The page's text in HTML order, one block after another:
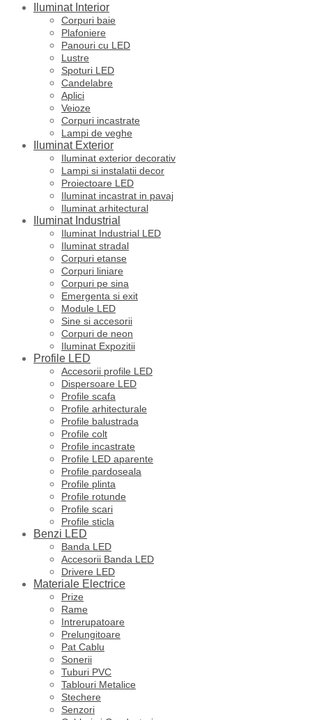
Iluminat Interior
Corpuri baie
Plafoniere
Panouri cu LED
Lustre
Spoturi LED
Candelabre
Aplici
Veioze
Corpuri incastrate
Lampi de veghe
Iluminat Exterior
Iluminat exterior decorativ
Lampi si instalatii decor
Proiectoare LED
Iluminat incastrat in pavaj
Iluminat arhitectural
Iluminat Industrial
Iluminat Industrial LED
Iluminat stradal
Corpuri etanse
Corpuri liniare
Corpuri pe sina
Emergenta si exit
Module LED
Sine si accesorii
Corpuri de neon
Iluminat Expozitii
Profile LED
Accesorii profile LED
Dispersoare LED
Profile scafa
Profile arhitecturale
Profile balustrada
Profile colt
Profile incastrate
Profile LED aparente
Profile pardoseala
Profile plinta
Profile rotunde
Profile scari
Profile sticla
Benzi LED
Banda LED
Accesorii Banda LED
Drivere LED
Materiale Electrice
Prize
Rame
Intrerupatoare
Prelungitoare
Pat Cablu
Sonerii
Tuburi PVC
Tablouri Metalice
Stechere
Senzori